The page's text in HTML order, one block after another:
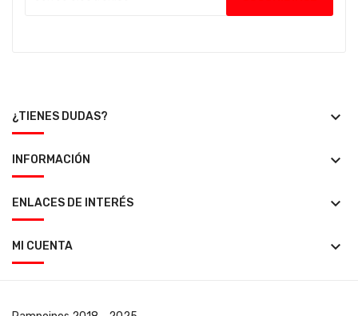
¿TIENES DUDAS? keyboard_arrow_down
INFORMACIÓN keyboard_arrow_down
ENLACES DE INTERÉS keyboard_arrow_down
MI CUENTA keyboard_arrow_down